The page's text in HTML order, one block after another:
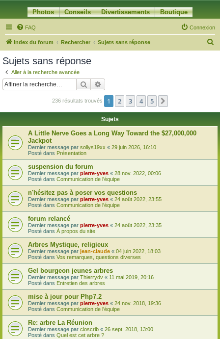
Photos Conseils Divertissements Boutique
FAQ Connexion
Index du forum Rechercher Sujets sans réponse
c
Sujets sans réponse
Aller à la recherche avancée
Rechercher
236 résultats trouvés 1 2 3 4 5
Sujets
A Little Nerve Goes a Long Way Toward the $27,000,000
Jackpot
Dernier message par sollys19xx « 29 juin 2026, 16:10
Posté dans Présentation
suspension du forum
Dernier message par pierre-yves « 28 nov. 2022, 00:06
Posté dans Communication de l'équipe
n'hésitez pas à poser vos questions
Dernier message par pierre-yves « 24 août 2022, 23:55
Posté dans Communication de l'équipe
forum relancé
Dernier message par pierre-yves « 24 août 2022, 23:35
Posté dans À propos du site
Arbres Mystique, religieux
Dernier message par jean-claude « 04 juin 2022, 18:03
Posté dans Vos remarques, questions diverses
Gel bourgeon jeunes arbres
Dernier message par Thierrydv « 11 mai 2019, 20:16
Posté dans Entretien des arbres
mise à jour pour Php7.2
Dernier message par pierre-yves « 24 nov. 2018, 19:36
Posté dans Communication de l'équipe
Re: arbre La Réunion
Dernier message par closcrib « 26 sept. 2018, 13:00
Posté dans Quel est cet arbre ?